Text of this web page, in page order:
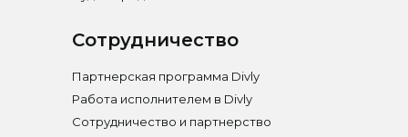
Сотрудничество
Партнерская программа Divly
Работа исполнителем в Divly
Сотрудничество и партнерство